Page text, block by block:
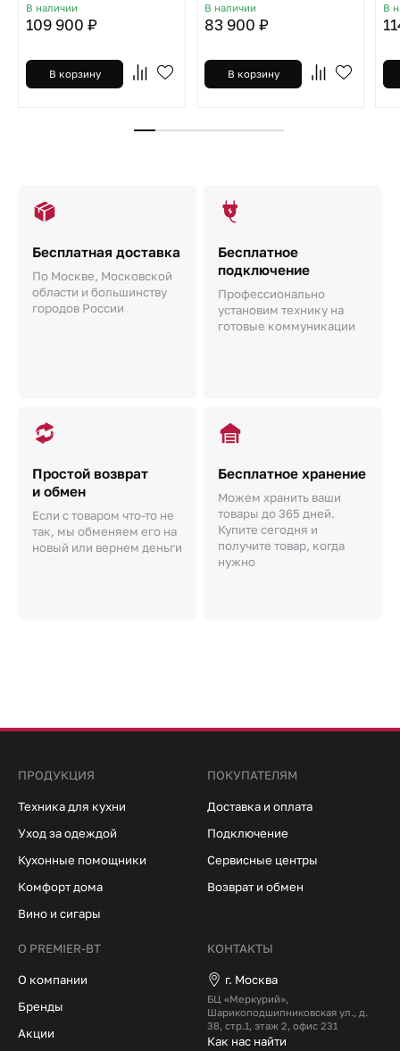
В наличии
109 900 ₽
В корзину
В наличии
83 900 ₽
В корзину
В
Бесплатная доставка
По Москве, Московской
области и большинству
городов России
Бесплатное
подключение
Профессионально
установим технику на
готовые коммуникации
Простой возврат
и обмен
Если с товаром что-то не
так, мы обменяем его на
новый или вернем деньги
Бесплатное хранение
Можем хранить ваши
товары до 365 дней.
Купите сегодня и
получите товар, когда
нужно
ПРОДУКЦИЯ
Техника для кухни
Уход за одеждой
Кухонные помощники
Комфорт дома
Вино и сигары
ПОКУПАТЕЛЯМ
Доставка и оплата
Подключение
Сервисные центры
Возврат и обмен
О PREMIER-BT
О компании
Бренды
Акции
КОНТАКТЫ
г. Москва
БЦ «Меркурий»,
Шарикоподшипниковская ул., д.
38, стр.1, этаж 2, офис 231
Как нас найти